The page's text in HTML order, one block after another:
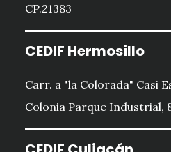
CP.21383
CEDIF Hermosillo
Carr. a "la Colorada" Casi
Colonia Parque Industrial,